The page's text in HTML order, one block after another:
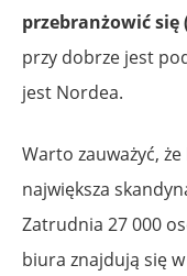
przebranżowić
przy dobrze jest
jest Nordea.
Warto zauważyć,
największa
Zatrudnia 27 000
biura znajdują się